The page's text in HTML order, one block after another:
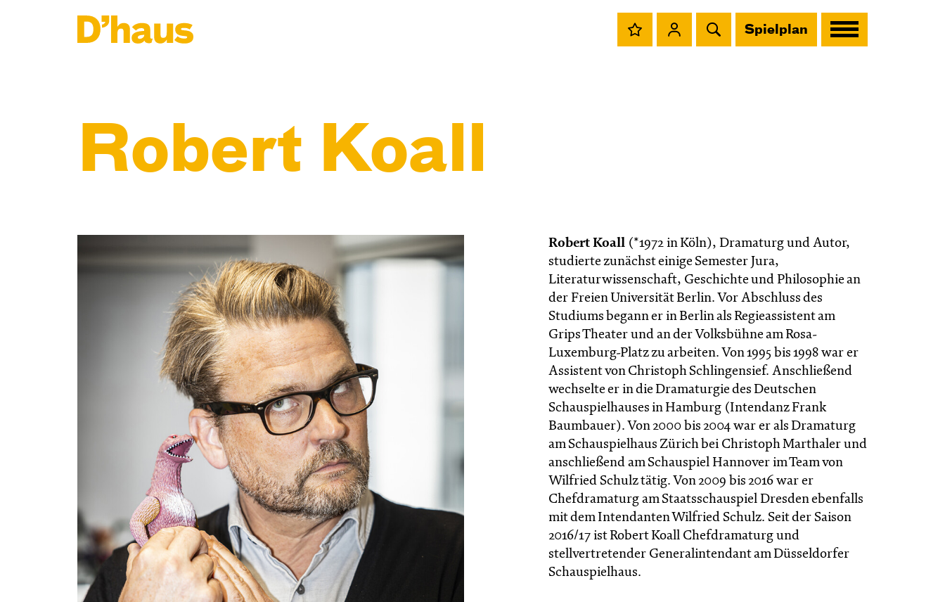
Spielplan
Robert Koall
Robert Koall (*1972 in Köln), Dramaturg und Autor,
studierte zunächst einige Semester Jura,
Literaturwissenschaft, Geschichte und Philosophie an
der Freien Universität Berlin. Vor Abschluss des
Studiums begann er in Berlin als Regieassistent am
Grips Theater und an der Volksbühne am Rosa-
Luxemburg-Platz zu arbeiten. Von 1995 bis 1998 war er
Assistent von Christoph Schlingensief. Anschließend
wechselte er in die Dramaturgie des Deutschen
Schauspielhauses in Hamburg (Intendanz Frank
Baumbauer). Von 2000 bis 2004 war er als Dramaturg
am Schauspielhaus Zürich bei Christoph Marthaler und
anschließend am Schauspiel Hannover im Team von
Wilfried Schulz tätig. Von 2009 bis 2016 war er
Chefdramaturg am Staatsschauspiel Dresden ebenfalls
mit dem Intendanten Wilfried Schulz. Seit der Saison
2016/17 ist Robert Koall Chefdramaturg und
stellvertretender Generalintendant am Düsseldorfer
Schauspielhaus.